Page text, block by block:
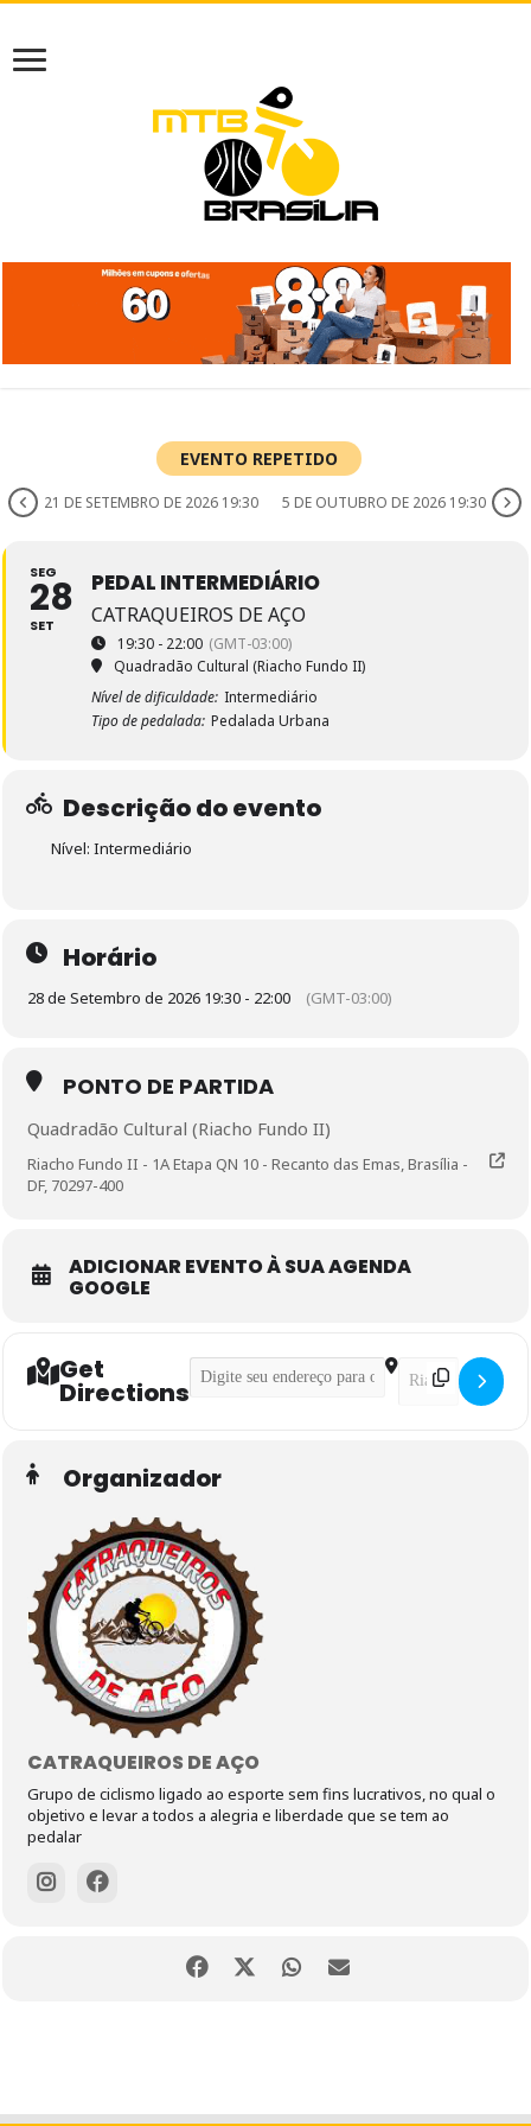
EVENTO REPETIDO
21 DE SETEMBRO DE 2026 19:30 5 DE OUTUBRO DE 2026 19:30
SEG
28
SET
PEDAL INTERMEDIÁRIO
CATRAQUEIROS DE AÇO
19:30 - 22:00 (GMT-03:00)
Quadradão Cultural (Riacho Fundo II)
Nível de dificuldade: Intermediário
Tipo de pedalada: Pedalada Urbana
Descrição do evento
Nível: Intermediário
Horário
28 de Setembro de 2026 19:30 - 22:00 (GMT-03:00)
PONTO DE PARTIDA
Quadradão Cultural (Riacho Fundo II)
Riacho Fundo II - 1A Etapa QN 10 - Recanto das Emas, Brasília -
DF, 70297-400
ADICIONAR EVENTO À SUA AGENDA
GOOGLE
Get
Directions
Address - Pedal Intermediário []Destination
Organizador
CATRAQUEIROS DE AÇO
Grupo de ciclismo ligado ao esporte sem fins lucrativos, no qual o
objetivo e levar a todos a alegria e liberdade que se tem ao
pedalar